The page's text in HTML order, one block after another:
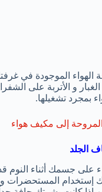
الموجودة في
و الأتربة على
بمجرد تشغيلها.
إلى مكيف هواء
على جسمك أثناء النوم
إستخدام المستحضرات